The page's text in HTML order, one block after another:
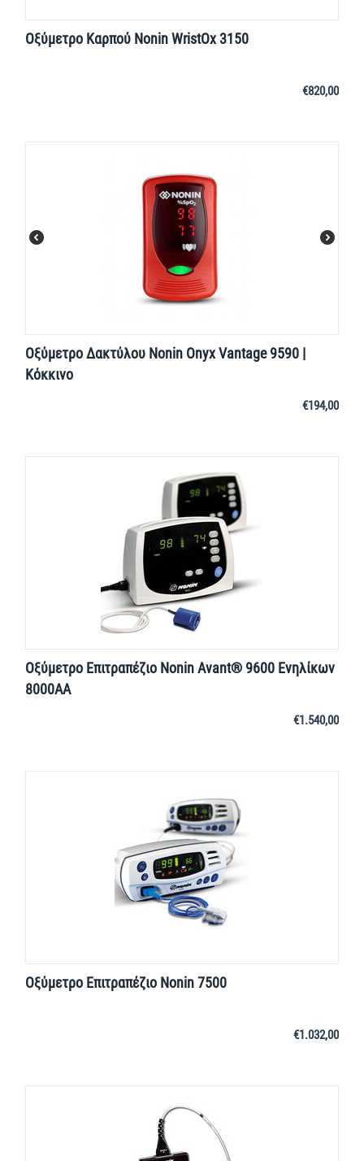
Οξύμετρο Καρπού Nonin WristOx 3150
€820,00
Οξύμετρο Δακτύλου Nonin Onyx Vantage 9590 |
Κόκκινο
€194,00
Οξύμετρο Επιτραπέζιο Nonin Avant® 9600 Ενηλίκων
8000ΑΑ
€1.540,00
Οξύμετρο Επιτραπέζιο Nonin 7500
€1.032,00